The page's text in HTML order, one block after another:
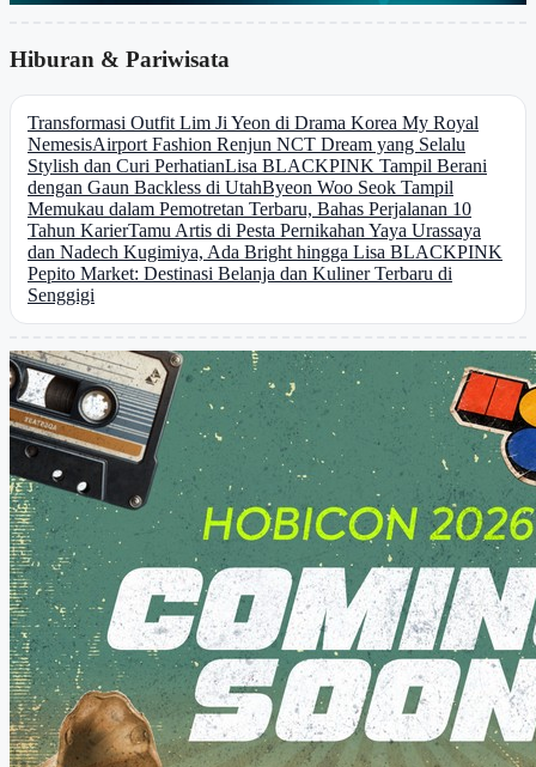
Hiburan & Pariwisata
Transformasi Outfit Lim Ji Yeon di Drama Korea My Royal
NemesisAirport Fashion Renjun NCT Dream yang Selalu
Stylish dan Curi PerhatianLisa BLACKPINK Tampil Berani
dengan Gaun Backless di UtahByeon Woo Seok Tampil
Memukau dalam Pemotretan Terbaru, Bahas Perjalanan 10
Tahun KarierTamu Artis di Pesta Pernikahan Yaya Urassaya
dan Nadech Kugimiya, Ada Bright hingga Lisa BLACKPINK
Pepito Market: Destinasi Belanja dan Kuliner Terbaru di
Senggigi